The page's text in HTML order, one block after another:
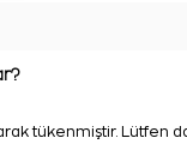
tükenmiştir. Lütfen